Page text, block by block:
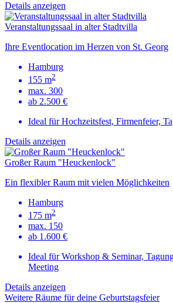
Details anzeigen
Veranstaltungssaal in alter Stadtvilla
Ihre Eventlocation im Herzen von St. Georg
Hamburg
155 m2
max. 300
ab 2.500 €
Ideal für Hochzeitsfest, Firmenfeier,
Details anzeigen
Großer Raum "Heuckenlock"
Ein flexibler Raum mit vielen Möglichkeiten
Hamburg
175 m2
max. 150
ab 1.600 €
Ideal für Workshop & Seminar,
Meeting
Details anzeigen
Weitere Räume für deine Geburtstagsfeier